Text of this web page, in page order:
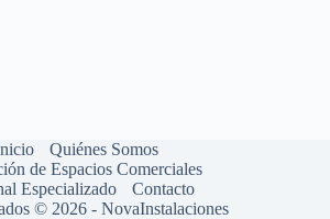
Quiénes Somos
de Espacios Comerciales
Especializado
Contacto
© 2026 - NovaInstalaciones